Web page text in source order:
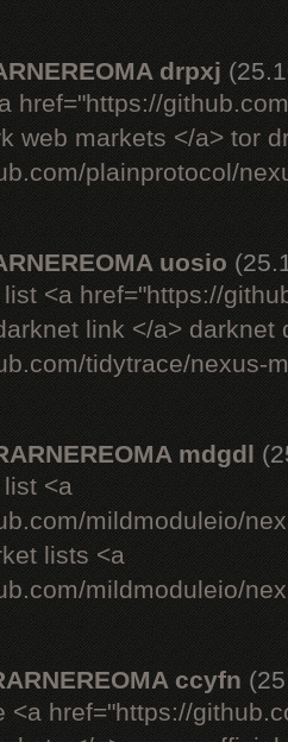
drpxj
href="https://
web markets </a> tor
plainprotocol/
uosio
<a href="https://
link </a> darknet
tidytrace/nexus-
mdgdl
<a
mildmoduleio/
lists <a
mildmoduleio/
ccyfn
<a href="https://